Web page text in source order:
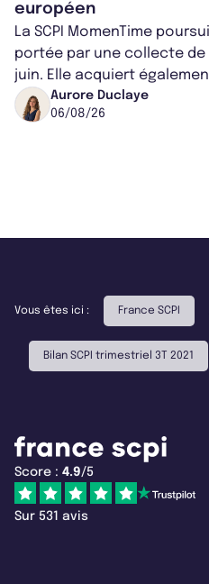
européen
La SCPI MomenTime
portée par une collecte de
juin. Elle acquiert
Worcester, place une
Aurore Duclaye
06/08/26
Vous êtes ici : France SCPI
Bilan SCPI trimestriel 3T 2021
Score : 4.9/5
Sur 531 avis